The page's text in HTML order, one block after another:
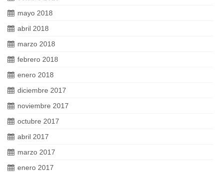
mayo 2018
abril 2018
marzo 2018
febrero 2018
enero 2018
diciembre 2017
noviembre 2017
octubre 2017
abril 2017
marzo 2017
enero 2017